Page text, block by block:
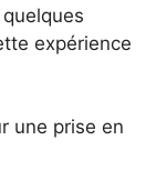
expérience
une prise en